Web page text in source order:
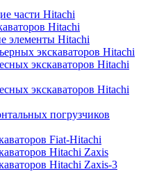
части Hitachi
Hitachi
элементы Hitachi
экскаваторов Hitachi
экскаваторов Hitachi
экскаваторов Hitachi
погрузчиков
Fiat-Hitachi
Hitachi Zaxis
Hitachi Zaxis-3